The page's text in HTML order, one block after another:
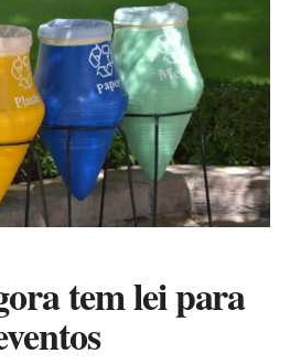
tem lei para